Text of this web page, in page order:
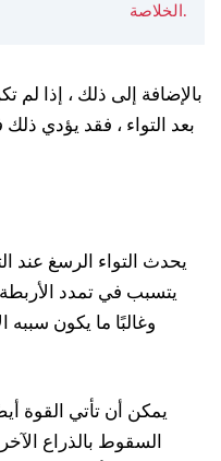
الخلاصة.
بالإضافة إلى ذلك ، إذا
بعد التواء ، فقد يؤدي
يحدث التواء الرسغ عند
يتسبب في تمدد
وغالبًا ما يكون سببه
يمكن أن تأتي القوة
السقوط بالذراع